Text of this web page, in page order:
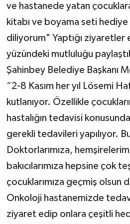
ve hastanede yatan
kitabı ve boyama seti
diliyorum" Yaptığı ziyaretler
yüzündeki mutluluğu
Şahinbey Belediye Başkanı
“2-8 Kasım her yıl Lösemi
kutlanıyor. Özellikle
hastalığın tedavisi
gerekli tedavileri yapılıyor.
Doktorlarımıza,
bakıcılarımıza hepsine çok
çocuklarımıza geçmiş olsun
Onkoloji hastanemizde
ziyaret edip onlara çeşitli